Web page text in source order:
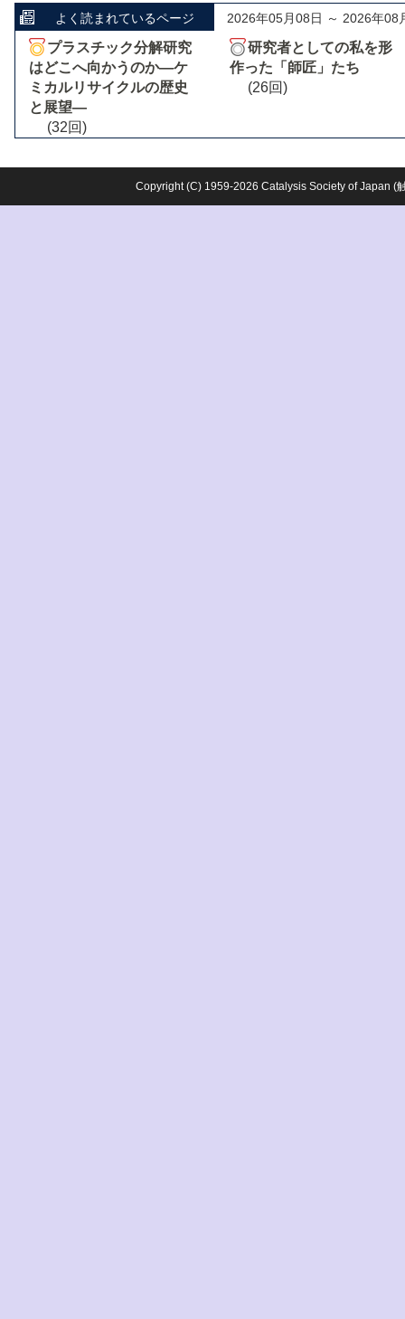
よく読まれているページ 2026年05月08日 ～ 2026年08
プラスチック分解研究
はどこへ向かうのか―ケ
ミカルリサイクルの歴史
と展望―
(32回)
研究者としての私を形
作った「師匠」たち
(26回)
Copyright (C) 1959-2026 Catalysis Society of Japan (